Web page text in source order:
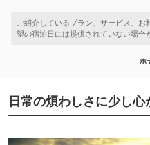
ホ
日常の煩わしさに少し心